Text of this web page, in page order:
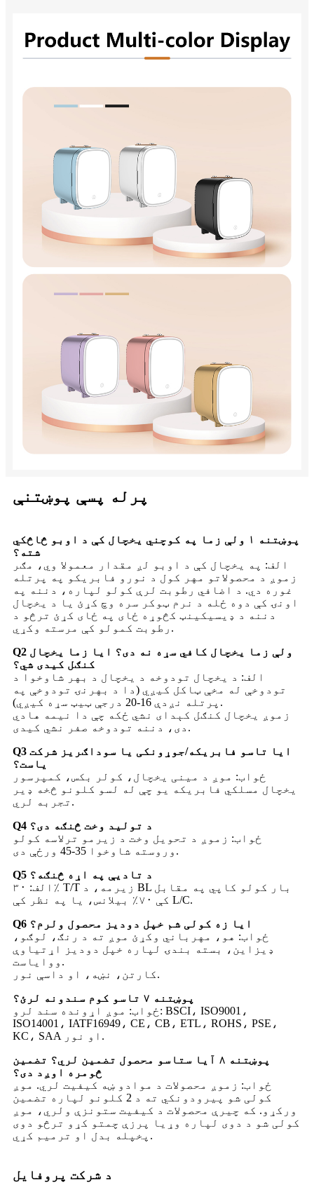
پرله پسې پوښتنې
پوښتنه ۱ ولې زما په کوچني یخچال کې د اوبو څاڅکي
شته؟
الف: په یخچال کې د اوبو لږ مقدار معمولا وي، مګر
زموږ د محصولاتو مهر کول د نورو فابریکو په پرتله
غوره دي. د اضافي رطوبت لرې کولو لپاره، دننه په
اونۍ کې دوه ځله د نرم ټوکر سره وچ کړئ یا د یخچال
دننه د ډیسیکینټ کڅوړه ځای په ځای کړئ ترڅو د
رطوبت کمولو کې مرسته وکړي.
Q2 ولې زما یخچال کافي سړه نه دی؟ ایا زما یخچال
کنګل کیدی شي؟
الف: د یخچال تودوخه د یخچال د بهر شاوخوا د
تودوخې له مخې ټاکل کیږي (دا د بهرنۍ تودوخې په
پرتله نږدې 16-20 درجې ټیټ سړه کیږي).
زموږ یخچال کنګل کېدای نشي ځکه چې دا نیمه هادي
دی، دننه تودوخه صفر نشي کیدی.
Q3 ایا تاسو فابریکه/جوړونکی یا سوداګریز شرکت
یاست؟
ځواب: موږ د مینی یخچال، کولر بکس، کمپرسور
یخچال مسلکي فابریکه یو چې له لسو کلونو څخه ډیر
تجربه لري.
Q4 د تولید وخت څنګه دی؟
ځواب: زموږ د تحویل وخت د زیرمو ترلاسه کولو
وروسته شاوخوا 35-45 ورځې دی.
Q5 د تادیې په اړه څنګه؟
الف: ۳۰٪ T/T زیرمه، د BL بار کولو کاپي په مقابل
کې ۷۰٪ بیلانس، یا په نظر کې L/C.
Q6 ایا زه کولی شم خپل دودیز محصول ولرم؟
ځواب: هو، مهرباني وکړئ موږ ته د رنګ، لوګو،
ډیزاین، بسته بندۍ لپاره خپل دودیز اړتیاوې
ووایاست.
کارتن، نښه، او داسې نور.
پوښتنه ۷ تاسو کوم سندونه لرئ؟
ځواب: موږ اړونده سند لرو: BSCI، ISO9001،
ISO14001، IATF16949، CE، CB، ETL، ROHS، PSE،
KC، SAA او نور.
پوښتنه ۸ آیا ستاسو محصول تضمین لري؟ تضمین
څومره اوږد دی؟
ځواب: زموږ محصولات د موادو ښه کیفیت لري. موږ
کولی شو پیرودونکي ته د 2 کلونو لپاره تضمین
ورکړو. که چیرې محصولات د کیفیت ستونزې ولري، موږ
کولی شو د دوی لپاره وړیا پرزې چمتو کړو ترڅو دوی
پخپله بدل او ترمیم کړي.
د شرکت پروفایل